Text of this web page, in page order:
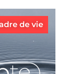
de vie